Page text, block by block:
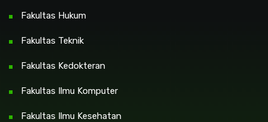
Fakultas Hukum
Fakultas Teknik
Fakultas Kedokteran
Fakultas Ilmu Komputer
Fakultas Ilmu Kesehatan